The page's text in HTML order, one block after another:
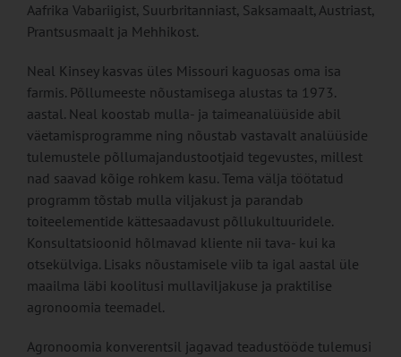
Aafrika Vabariigist, Suurbritanniast, Saksamaalt, Austriast,
Prantsusmaalt ja Mehhikost.
Neal Kinsey kasvas üles Missouri kaguosas oma isa
farmis. Põllumeeste nõustamisega alustas ta 1973.
aastal. Neal koostab mulla- ja taimeanalüüside abil
väetamisprogramme ning nõustab vastavalt analüüside
tulemustele põllumajandustootjaid tegevustes, millest
nad saavad kõige rohkem kasu. Tema välja töötatud
programm tõstab mulla viljakust ja parandab
toiteelementide kättesaadavust põllukultuuridele.
Konsultatsioonid hõlmavad kliente nii tava- kui ka
otsekülviga. Lisaks nõustamisele viib ta igal aastal üle
maailma läbi koolitusi mullaviljakuse ja praktilise
agronoomia teemadel.
Agronoomia konverentsil jagavad teadustööde tulemusi